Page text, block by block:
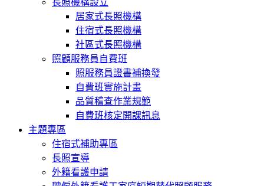
居家式長照機構
住宿式長照機構
社區式長照機構
照顧服務員自費班
照服務員證書補換發
自費班實施計畫
品質稽查作業規範
自費班核定開課訊息
主題專區
住宿式補助專區
長照宣導
外籍看護申請